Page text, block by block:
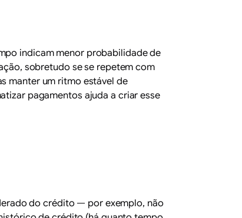
indicam menor probabilidade de
sobretudo se se repetem com
manter um ritmo estável de
pagamentos ajuda a criar esse
do crédito — por exemplo, não